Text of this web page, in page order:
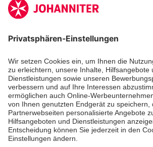
Aus- & Fortbildungen
Jobs & Ehrenamt